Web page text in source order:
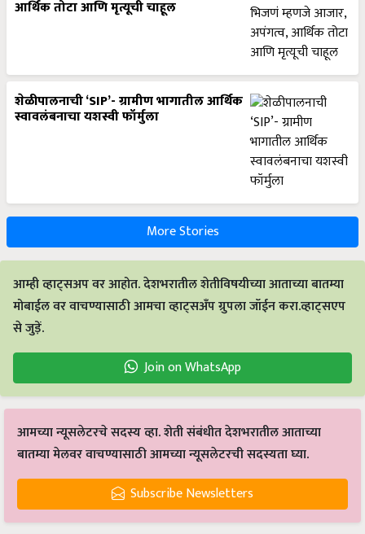
आर्थिक तोटा आणि मृत्यूची चाहूल
शेळीपालनाची ‘SIP’- ग्रामीण भागातील आर्थिक
स्वावलंबनाचा यशस्वी फॉर्मुला
More Stories
आम्ही व्हाट्सअप वर आहोत. देशभरातील शेतीविषयीच्या आताच्या बातम्या
मोबाईल वर वाचण्यासाठी आमचा व्हाट्सअँप ग्रुपला जॉईन करा.व्हाट्सएप
से जुड़ें.
Join on WhatsApp
आमच्या न्यूसलेटरचे सदस्य व्हा. शेती संबंधीत देशभरातील आताच्या
बातम्या मेलवर वाचण्यासाठी आमच्या न्यूसलेटरची सदस्यता घ्या.
Subscribe Newsletters